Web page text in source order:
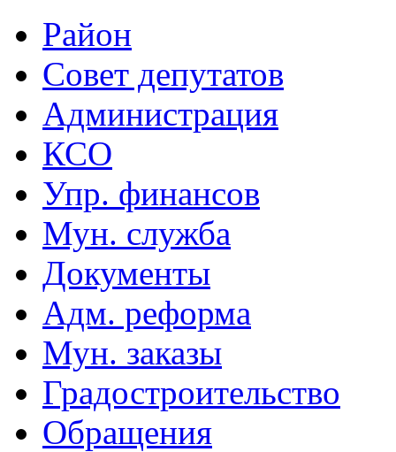
Район
Совет депутатов
Администрация
КСО
Упр. финансов
Мун. служба
Документы
Адм. реформа
Мун. заказы
Градостроительство
Обращения